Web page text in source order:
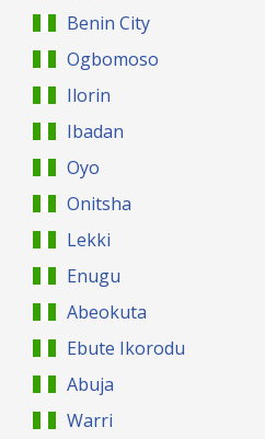
Benin City
Ogbomoso
Ilorin
Ibadan
Oyo
Onitsha
Lekki
Enugu
Abeokuta
Ebute Ikorodu
Abuja
Warri